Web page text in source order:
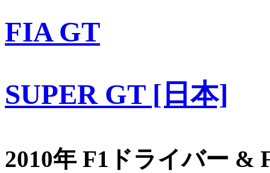
FIA GT
SUPER GT [日本]
2010年 F1ドライバー &